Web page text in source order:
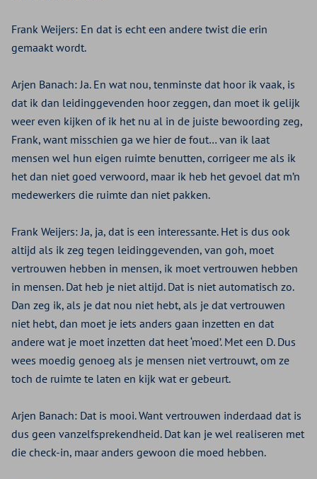
Frank Weijers: En dat is echt een andere twist die erin
gemaakt wordt.
Arjen Banach: Ja. En wat nou, tenminste dat hoor ik vaak, is
dat ik dan leidinggevenden hoor zeggen, dan moet ik gelijk
weer even kijken of ik het nu al in de juiste bewoording zeg,
Frank, want misschien ga we hier de fout… van ik laat
mensen wel hun eigen ruimte benutten, corrigeer me als ik
het dan niet goed verwoord, maar ik heb het gevoel dat m’n
medewerkers die ruimte dan niet pakken.
Frank Weijers: Ja, ja, dat is een interessante. Het is dus ook
altijd als ik zeg tegen leidinggevenden, van goh, moet
vertrouwen hebben in mensen, ik moet vertrouwen hebben
in mensen. Dat heb je niet altijd. Dat is niet automatisch zo.
Dan zeg ik, als je dat nou niet hebt, als je dat vertrouwen
niet hebt, dan moet je iets anders gaan inzetten en dat
andere wat je moet inzetten dat heet ‘moed’. Met een D. Dus
wees moedig genoeg als je mensen niet vertrouwt, om ze
toch de ruimte te laten en kijk wat er gebeurt.
Arjen Banach: Dat is mooi. Want vertrouwen inderdaad dat is
dus geen vanzelfsprekendheid. Dat kan je wel realiseren met
die check-in, maar anders gewoon die moed hebben.